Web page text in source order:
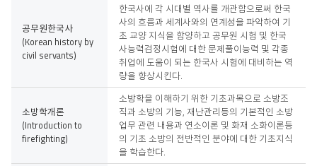
공무원한국사
(Korean history by
civil servants)
한국사에 각 시대별 역사를 개관함으로써 한국
사의 흐름과 세계사와의 연계성을 파악하여 기
초 교양 지식을 함양하고 공무원 시험 및 한국
사능력검정시험에 대한 문제풀이능력 및 각종
취업에 도움이 되는 한국사 시험에 대비하는 역
량을 향상시킨다.
소방학개론
(Introduction to
firefighting)
소방학을 이해하기 위한 기초과목으로 소방조
직과 소방의 기능, 재난관리등의 기본적인 소방
업무 관련 내용과 연소이론 및 화재 소화이론등
의 기초 소방의 전반적인 분야에 대한 기초지식
을 학습한다.